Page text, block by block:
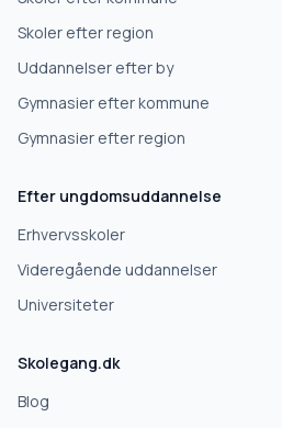
Erhvervsuddannelse
Højskole
Videregående uddannelse
Deles kun med gymnasier, der matcher
Skoler efter region
Uddannelser efter by
Gymnasier efter kommune
Gymnasier efter region
Efter ungdomsuddannelse
Erhvervsskoler
Videregående uddannelser
Universiteter
Skolegang.dk
Blog